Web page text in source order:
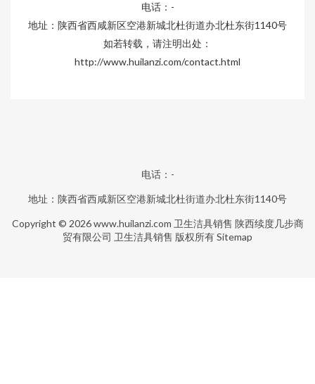
电话：-
地址：陕西省西咸新区空港新城北杜街道办北杜东街1140号
如若转载，请注明出处：
http://www.huilanzi.com/contact.html
电话：-
地址：陕西省西咸新区空港新城北杜街道办北杜东街1140号
Copyright © 2026www.huilanzi.com 卫生洁具销售 陕西续度几步商
贸有限公司 卫生洁具销售 版权所有Sitemap